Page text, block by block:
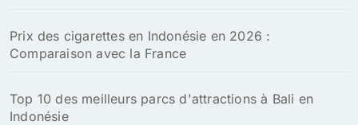
Prix des cigarettes en Indonésie en 2026 :
Comparaison avec la France
Top 10 des meilleurs parcs d'attractions à Bali en
Indonésie